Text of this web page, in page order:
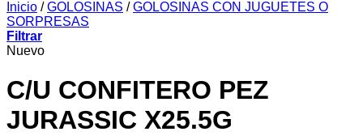
Inicio / GOLOSINAS / GOLOSINAS CON JUGUETES O
SORPRESAS
Filtrar
Nuevo
C/U CONFITERO PEZ
JURASSIC X25.5G